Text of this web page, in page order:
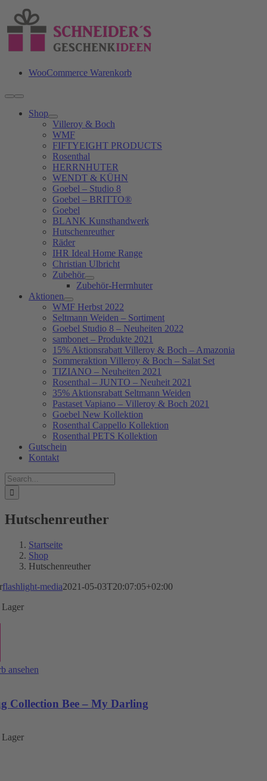
Inhalt
springen
WooCommerce Warenkorb
Toggle
Navigation
Shop
Villeroy & Boch
WMF
FIFTYEIGHT PRODUCTS
Rosenthal
HERRNHUTER
WENDT & KÜHN
Goebel – Studio 8
Goebel – BRITTO®
Goebel
BLANK Kunsthandwerk
Hutschenreuther
Räder
IHR Ideal Home Range
Christian Ulbricht
Zubehör
Zubehör-Herrnhuter
Aktionen
WMF Herbst 2022
Seltmann Weiden – Sortiment
Goebel Studio 8 – Neuheiten 2022
sambonet – Produkte 2021
15% Aktionsrabatt Villeroy & Boch – Amazonia
Sommeraktion Villeroy & Boch – Salat Set
TIZIANO – Neuheiten 2021
Rosenthal – JUNTO – Neuheit 2021
35% Aktionsrabatt Seltmann Weiden
Pastaset Vapiano – Villeroy & Boch 2021
Goebel New Kollektion
Rosenthal Cappello Kollektion
Rosenthal PETS Kollektion
Gutschein
Kontakt
Suche
nach:
Hutschenreuther
Startseite
Shop
Hutschenreuther
flashlight-media2021-05-03T20:07:05+02:00
ansehen
Collection Bee – My Darling